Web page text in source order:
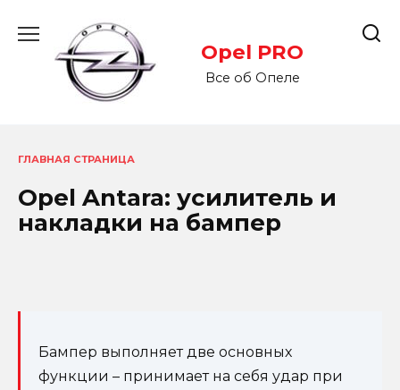
содержанию
Opel PRO
Все об Опеле
ГЛАВНАЯ СТРАНИЦА
Opel Antara: усилитель и
накладки на бампер
Бампер выполняет две основных
функции – принимает на себя удар при